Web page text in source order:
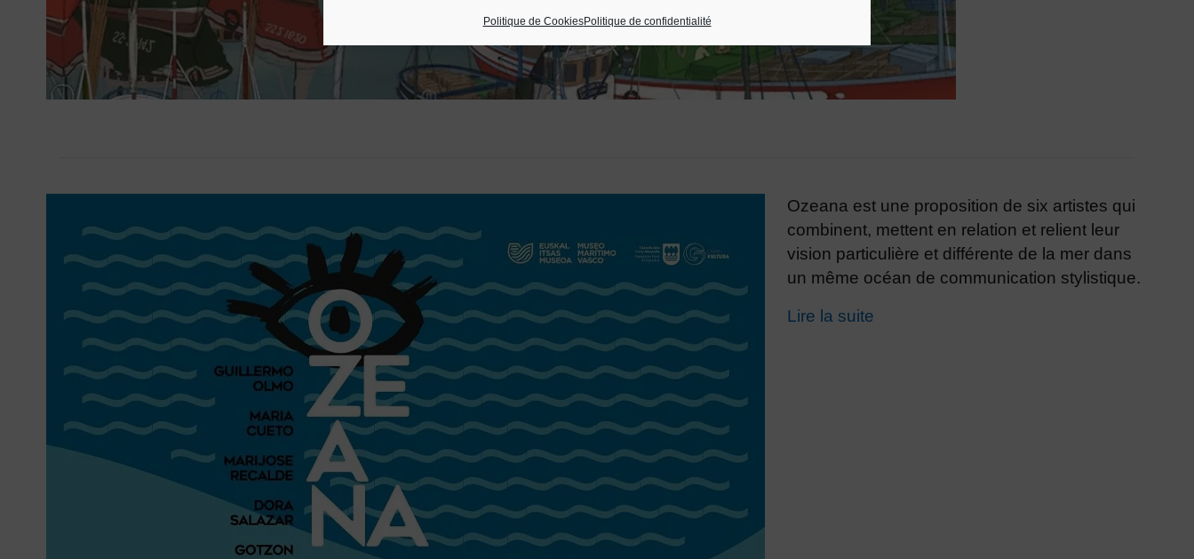
Politique de CookiesPolitique de confidentialité
Ozeana est une proposition de six artistes qui
combinent, mettent en relation et relient leur
vision particulière et différente de la mer dans
un même océan de communication stylistique.
Lire la suite